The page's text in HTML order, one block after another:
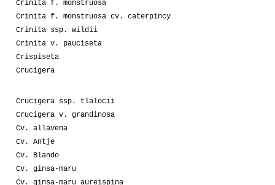
Crinita f. monstruosa
Crinita f. monstruosa cv. caterpincy
Crinita ssp. wildii
Crinita v. pauciseta
Crispiseta
Crucigera
Crucigera ssp. tlalocii
Crucigera v. grandinosa
Cv. allavena
Cv. Antje
Cv. Blando
Cv. ginsa-maru
Cv. ginsa-maru aureispina